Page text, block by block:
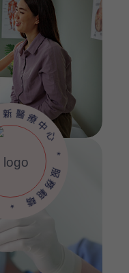
新醫
療
中
心
*
服
務
範
疇